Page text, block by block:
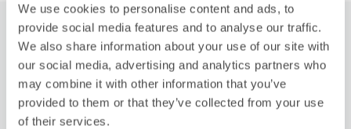
We use cookies to personalise content and ads, to
provide social media features and to analyse our traffic.
We also share information about your use of our site with
our social media, advertising and analytics partners who
may combine it with other information that you’ve
provided to them or that they’ve collected from your use
of their services.
Förmåner för dig som medlem